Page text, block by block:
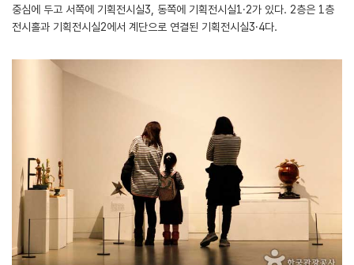
중심에 두고 서쪽에 기획전시실3, 동쪽에 기획전시실1·2가 있다. 2층은 1층
전시홀과 기획전시실2에서 계단으로 연결된 기획전시실3·4다.